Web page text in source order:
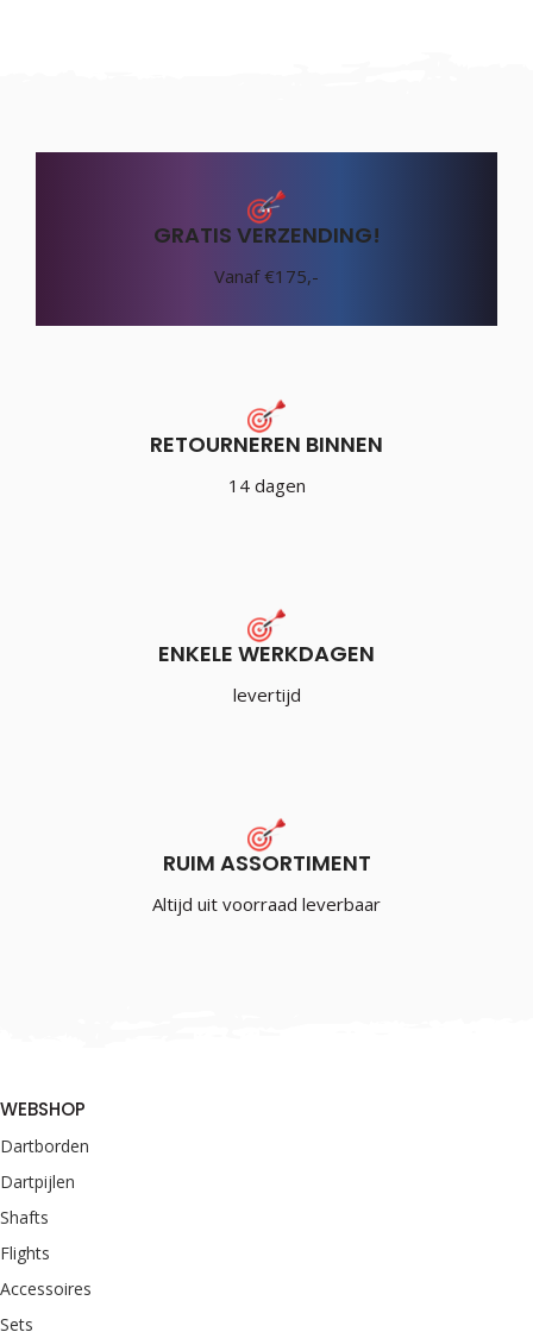
GRATIS VERZENDING!
Vanaf €175,-
RETOURNEREN BINNEN
14 dagen
ENKELE WERKDAGEN
levertijd
RUIM ASSORTIMENT
Altijd uit voorraad leverbaar
WEBSHOP
Dartborden
Dartpijlen
Shafts
Flights
Accessoires
Sets